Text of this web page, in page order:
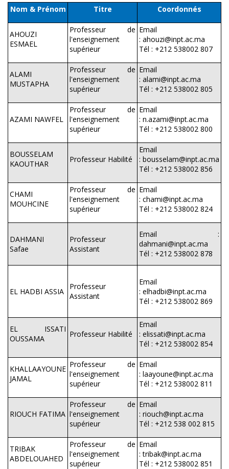
Nom & Prénom
Titre Coordonnés
AHOUZI
ESMAEL
Professeur de
l'enseignement
supérieur
Email
: ahouzi@inpt.ac.ma
Tél : +212 538002 807
ALAMI
MUSTAPHA
Professeur de
l'enseignement
supérieur
Email
: alami@inpt.ac.ma
Tél : +212 538002 805
AZAMI NAWFEL
Professeur de
l'enseignement
supérieur
Email
: n.azami@inpt.ac.ma
Tél : +212 538002 800
BOUSSELAM
KAOUTHAR
Professeur Habilité
Email
: bousselam@inpt.ac.ma
Tél : +212 538002 856
CHAMI
MOUHCINE
Professeur de
l'enseignement
supérieur
Email
: chami@inpt.ac.ma
Tél : +212 538002 824
DAHMANI
Safae
Professeur
Assistant
Email :
dahmani@inpt.ac.ma
Tél : +212 538002 878
EL HADBI ASSIA
Professeur
Assistant
Email
: elhadbi@inpt.ac.ma
Tél : +212 538002 869
EL ISSATI
OUSSAMA
Professeur Habilité
Email
: elissati@inpt.ac.ma
Tél : +212 538002 854
KHALLAAYOUNE
JAMAL
Professeur de
l'enseignement
supérieur
Email
: laayoune@inpt.ac.ma
Tél : +212 538002 811
RIOUCH FATIMA
Professeur de
l'enseignement
supérieur
Email
: riouch@inpt.ac.ma
Tél : +212 538 002 815
TRIBAK
ABDELOUAHED
Professeur de
l'enseignement
supérieur
Email
: tribak@inpt.ac.ma
Tél : +212 538002 851